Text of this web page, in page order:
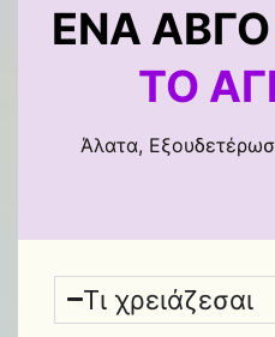
ΈΝΑ ΑΒΓΌ
ΤΟ
Άλατα,
Τι χρειάζεσαι